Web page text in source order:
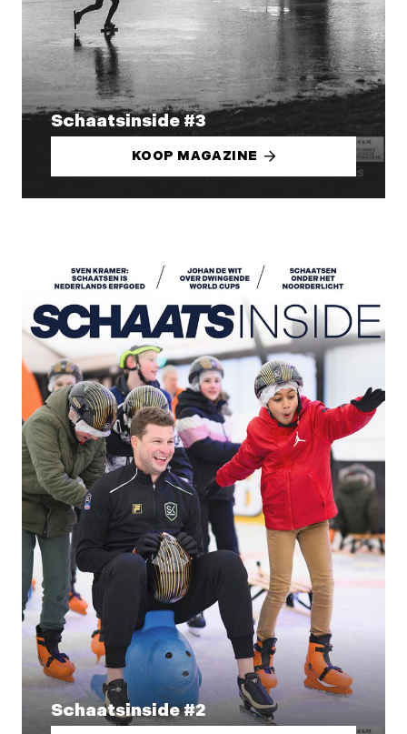
Schaatsinside #3
KOOP MAGAZINE
Schaatsinside #2